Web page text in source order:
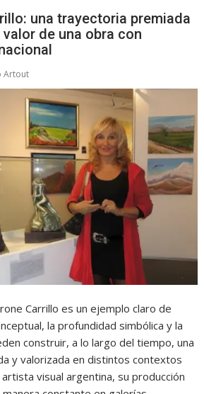
una trayectoria premiada
de una obra con
Artout
Carrillo es un ejemplo claro de
la profundidad simbólica y la
construir, a lo largo del tiempo, una
y valorizada en distintos contextos
visual argentina, su producción